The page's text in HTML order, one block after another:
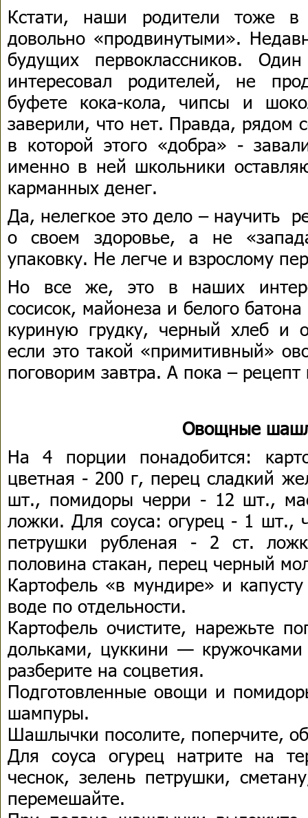
Кстати, наши родители тоже в
довольно «продвинутыми».
будущих первоклассников.
интересовал родителей, не
буфете кока-кола, чипсы и
заверили, что нет. Правда, рядом
в которой этого «добра» -
именно в ней школьники
карманных денег.
Да, нелегкое это дело – научить
о своем здоровье, а не
упаковку. Не легче и взрослому
Но все же, это в наших
сосисок, майонеза и белого
куриную грудку, черный хлеб и
если это такой «примитивный»
поговорим завтра. А пока –
Овощные
На 4 порции понадобится:
цветная - 200 г, перец сладкий
шт., помидоры черри - 12 шт.,
ложки. Для соуса: огурец - 1 шт.,
петрушки рубленая - 2 ст.
половина стакан, перец черный
Картофель «в мундире» и
воде по отдельности.
Картофель очистите, нарежьте
дольками, цуккини —
разберите на соцветия.
Подготовленные овощи и
шампуры.
Шашлычки посолите, поперчите,
Для соуса огурец натрите на
чеснок, зелень петрушки,
перемешайте.